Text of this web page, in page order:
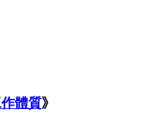
體質》